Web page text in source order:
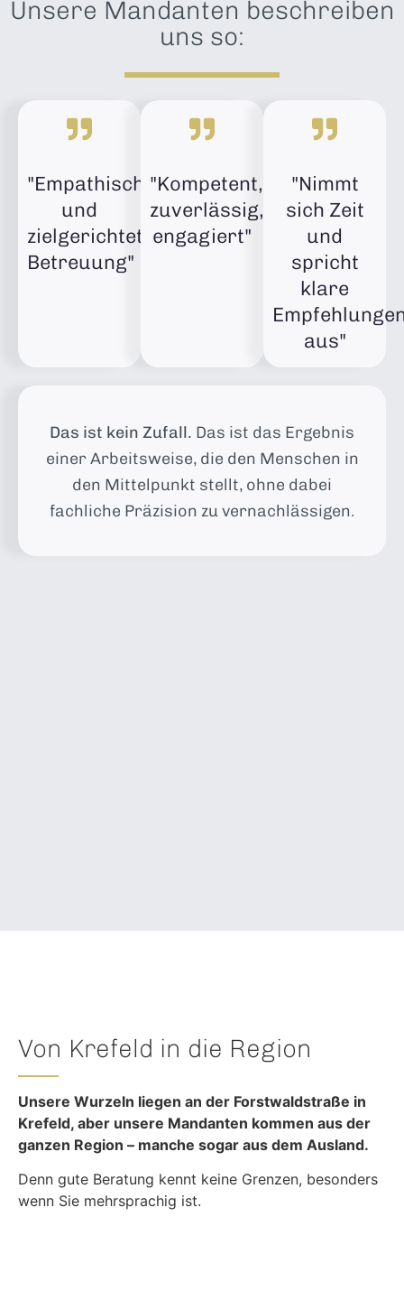
Unsere Mandanten beschreiben
uns so:
"Empathische
und
zielgerichtete
Betreuung"
"Kompetent,
zuverlässig,
engagiert"
"Nimmt
sich Zeit
und
spricht
klare
aus"
Das ist kein Zufall. Das ist das Ergebnis
einer Arbeitsweise, die den Menschen in
den Mittelpunkt stellt, ohne dabei
fachliche Präzision zu vernachlässigen.
Von Krefeld in die Region
Unsere Wurzeln liegen an der Forstwaldstraße in
Krefeld, aber unsere Mandanten kommen aus der
ganzen Region – manche sogar aus dem Ausland.
Denn gute Beratung kennt keine Grenzen, besonders
wenn Sie mehrsprachig ist.